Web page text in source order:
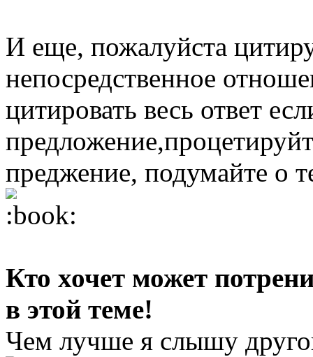
И еще, пожалуйста
непосредственное
цитировать весь ответ
преджение, подумайте о
Кто хочет может
в этой теме!
Чем лучше я слышу